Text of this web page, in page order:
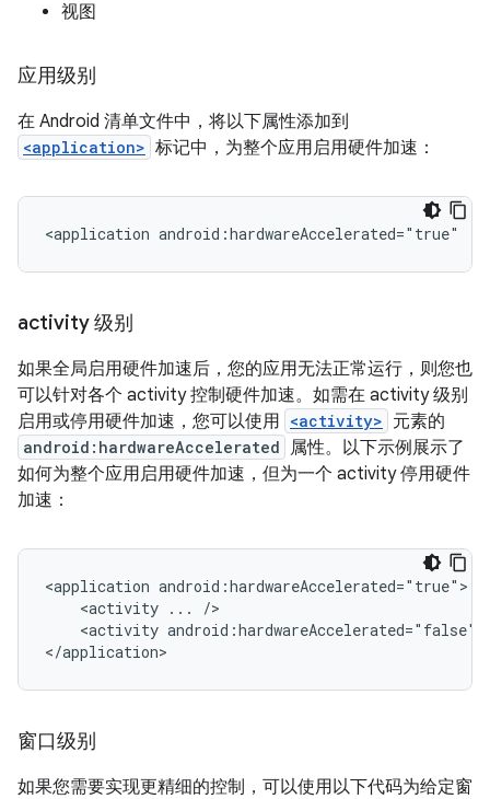
视图
应用级别
在 Android 清单文件中，将以下属性添加到
<application> 标记中，为整个应用启用硬件加速：
<application android:hardwareAccelerated="true"
activity 级别
如果全局启用硬件加速后，您的应用无法正常运行，则您也
可以针对各个 activity 控制硬件加速。如需在 activity 级别
启用或停用硬件加速，您可以使用 <activity> 元素的
android:hardwareAccelerated 属性。以下示例展示了
如何为整个应用启用硬件加速，但为一个 activity 停用硬件
加速：
<application
<activity ...
<activity android:hardwareAccelerated="false"
</application>
窗口级别
如果您需要实现更精细的控制，可以使用以下代码为给定窗